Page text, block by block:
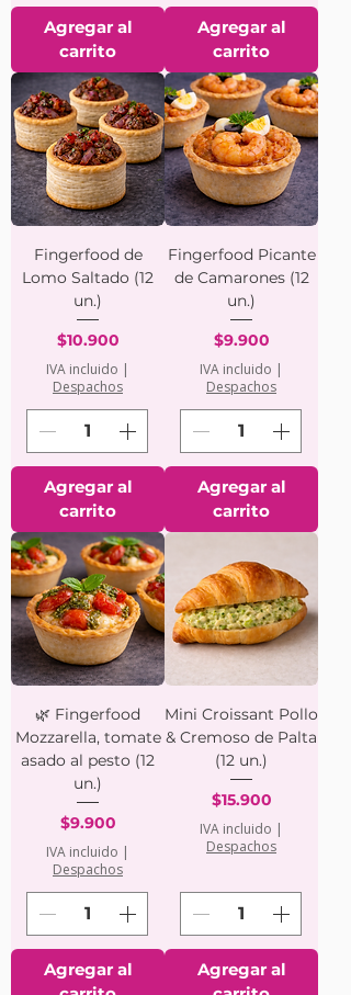
Agregar al
carrito
Agregar al
carrito
Fingerfood de
Lomo Saltado (12
un.)
Precio
$10.900
IVA incluido |
Despachos
Agregar al
carrito
Fingerfood Picante
de Camarones (12
un.)
Precio
$9.900
IVA incluido |
Despachos
Agregar al
carrito
🌿 Fingerfood
Mozzarella, tomate
asado al pesto (12
un.)
Precio
$9.900
IVA incluido |
Despachos
Agregar al
Mini Croissant Pollo
& Cremoso de Palta
(12 un.)
Precio
$15.900
IVA incluido |
Despachos
Agregar al